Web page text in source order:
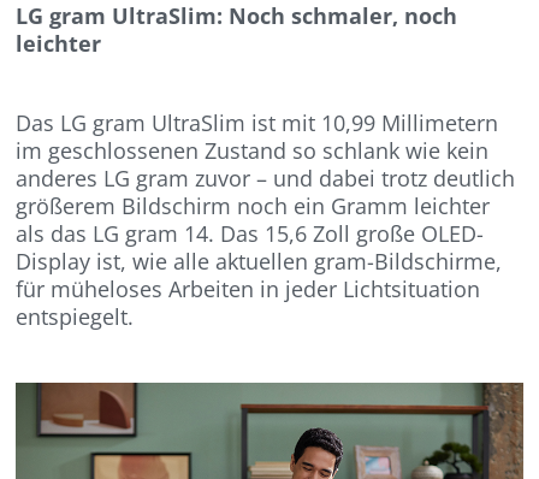
LG gram UltraSlim: Noch schmaler, noch
leichter
Das LG gram UltraSlim ist mit 10,99 Millimetern
im geschlossenen Zustand so schlank wie kein
anderes LG gram zuvor – und dabei trotz deutlich
größerem Bildschirm noch ein Gramm leichter
als das LG gram 14. Das 15,6 Zoll große OLED-
Display ist, wie alle aktuellen gram-Bildschirme,
für müheloses Arbeiten in jeder Lichtsituation
entspiegelt.